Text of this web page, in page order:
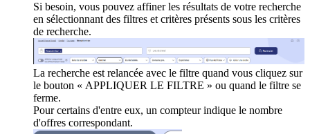
Si besoin, vous pouvez affiner les résultats de votre recherche
en sélectionnant des filtres et critères présents sous les critères
de recherche.
La recherche est relancée avec le filtre quand vous cliquez sur
le bouton « APPLIQUER LE FILTRE » ou quand le filtre se
ferme.
Pour certains d'entre eux, un compteur indique le nombre
d'offres correspondant.